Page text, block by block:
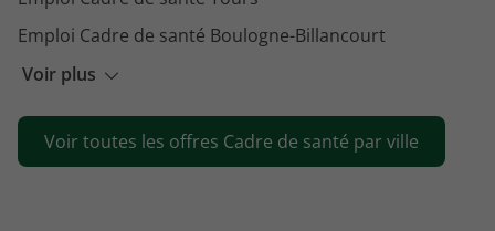
Voir plus
Emploi Cadre de santé Boulogne-Billancourt
Emploi Cadre de santé Clamart
Emploi Cadre de santé Saint-Étienne
Emploi Cadre de santé Nantes
Voir toutes les offres Cadre de santé par ville